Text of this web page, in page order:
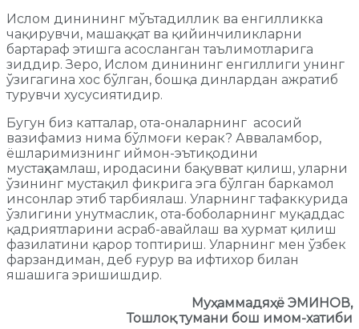
Ислом динининг мўътадиллик ва енгилликка
чақирувчи, машаққат ва қийинчиликларни
бартараф этишга асосланган таълимотларига
зиддир. Зеро, Ислом динининг енгиллиги унинг
ўзигагина хос бўлган, бошқа динлардан ажратиб
турувчи хусусиятидир.
Бугун биз катталар, ота-оналарнинг асосий
вазифамиз нима бўлмоғи керак? Авваламбор,
ёшларимизнинг иймон-эътиқодини
мустаҳкамлаш, иродасини бақувват қилиш, уларни
ўзининг мустақил фикрига эга бўлган баркамол
инсонлар этиб тарбиялаш. Уларнинг тафаккурида
ўзлигини унутмаслик, ота-боболарнинг муқаддас
қадриятларини асраб-авайлаш ва хурмат қилиш
фазилатини қарор топтириш. Уларнинг мен ўзбек
фарзандиман, деб ғурур ва ифтихор билан
яшашига эришишдир.
Муҳаммадяҳё ЭМИНОВ,
Тошлоқ тумани бош имом-хатиби